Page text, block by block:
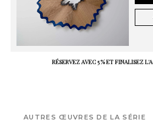
RÉSERVEZ AVEC 5 % ET FINALISEZ
AUTRES ŒUVRES DE LA SÉRIE